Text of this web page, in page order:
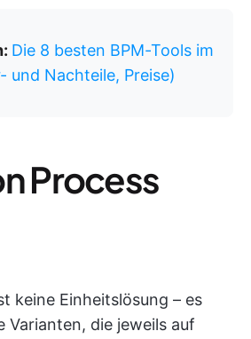
Die 8 besten BPM-Tools im
und Nachteile, Preise)
Process
keine Einheitslösung – es
Varianten, die jeweils auf